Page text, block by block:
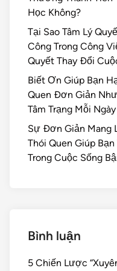
Học Không?
Tại Sao Tâm Lý
Công Trong Công
Quyết Thay Đổi
Biết Ơn Giúp Bạn
Quen Đơn Giản
Tâm Trạng Mỗi Ngày
Sự Đơn Giản Mang
Thói Quen Giúp
Trong Cuộc Sống
Bình luận
5 Chiến Lược